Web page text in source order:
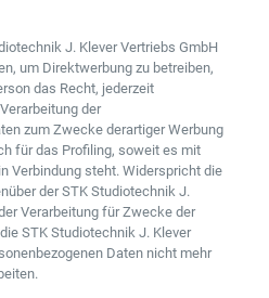
J. Klever Vertriebs GmbH
um Direktwerbung zu betreiben,
das Recht, jederzeit
der
zum Zwecke derartiger Werbung
für das Profiling, soweit es mit
Verbindung steht. Widerspricht die
der STK Studiotechnik J.
Verarbeitung für Zwecke der
STK Studiotechnik J. Klever
Daten nicht mehr